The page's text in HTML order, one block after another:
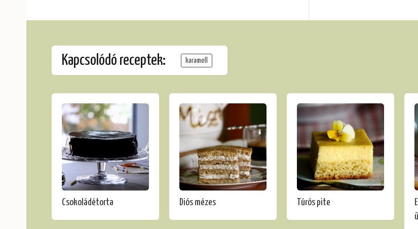
Kapcsolódó receptek: karamell
Csokoládétorta Diós mézes Túrós pite